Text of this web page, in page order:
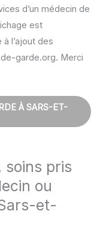
d’un médecin de
est
l’ajout des
garde.org. Merci
À SARS-ET-
soins pris
ou
et-